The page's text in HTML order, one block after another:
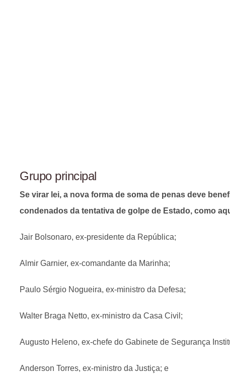
Grupo principal
Se virar lei, a nova forma de soma de penas deve
condenados da tentativa de golpe de Estado, como
Jair Bolsonaro, ex-presidente da República;
Almir Garnier, ex-comandante da Marinha;
Paulo Sérgio Nogueira, ex-ministro da Defesa;
Walter Braga Netto, ex-ministro da Casa Civil;
Augusto Heleno, ex-chefe do Gabinete de Segurança
Anderson Torres, ex-ministro da Justiça; e